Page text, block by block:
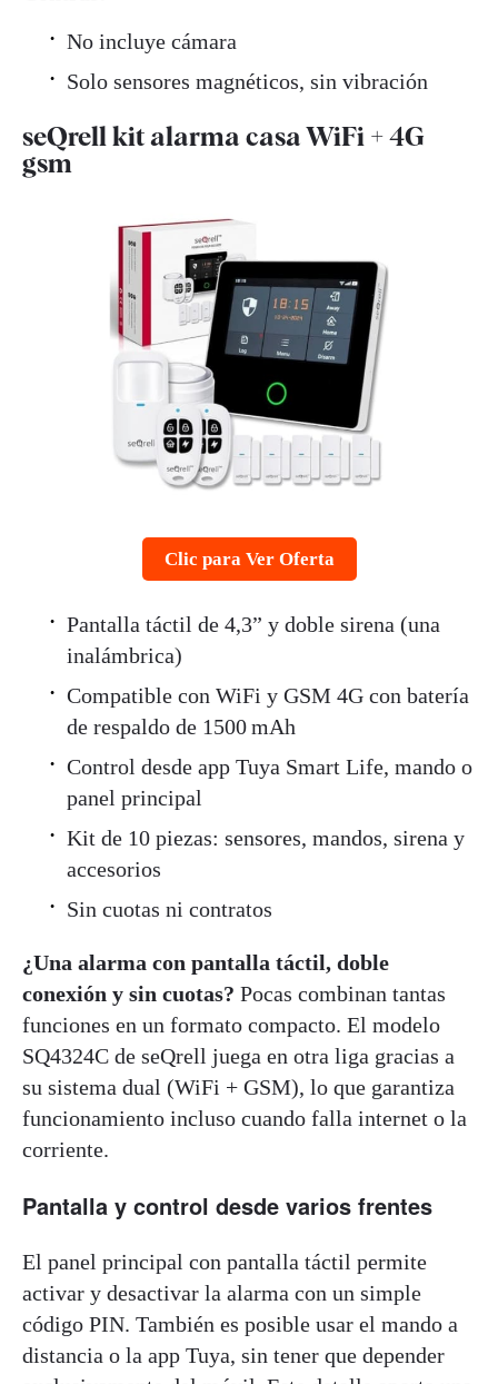
No incluye cámara
Solo sensores magnéticos, sin vibración
seQrell kit alarma casa WiFi + 4G
gsm
Clic para Ver Oferta
Pantalla táctil de 4,3” y doble sirena (una
inalámbrica)
Compatible con WiFi y GSM 4G con batería
de respaldo de 1500 mAh
Control desde app Tuya Smart Life, mando o
panel principal
Kit de 10 piezas: sensores, mandos, sirena y
accesorios
Sin cuotas ni contratos
¿Una alarma con pantalla táctil, doble
conexión y sin cuotas? Pocas combinan tantas
funciones en un formato compacto. El modelo
SQ4324C de seQrell juega en otra liga gracias a
su sistema dual (WiFi + GSM), lo que garantiza
funcionamiento incluso cuando falla internet o la
corriente.
Pantalla y control desde varios frentes
El panel principal con pantalla táctil permite
activar y desactivar la alarma con un simple
código PIN. También es posible usar el mando a
distancia o la app Tuya, sin tener que depender